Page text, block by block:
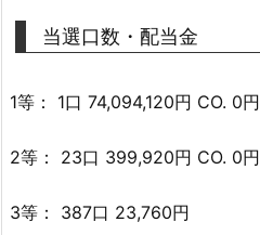
当選口数・配当金
1等： 1口 74,094,120円 CO. 0円
2等： 23口 399,920円 CO. 0円
3等： 387口 23,760円